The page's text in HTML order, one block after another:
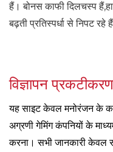
हैं। बोनस काफी दिलचस्प
बढ़ती प्रतिस्पर्धा से निपट रहे
विज्ञापन प्रकटीकरण
यह साइट केवल मनोरंजन के
अग्रणी गेमिंग कंपनियों के
करना। सभी जानकारी केवल